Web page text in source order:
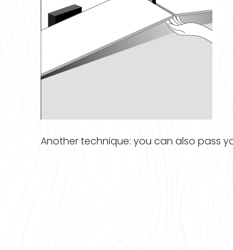
Another technique: you can also pass